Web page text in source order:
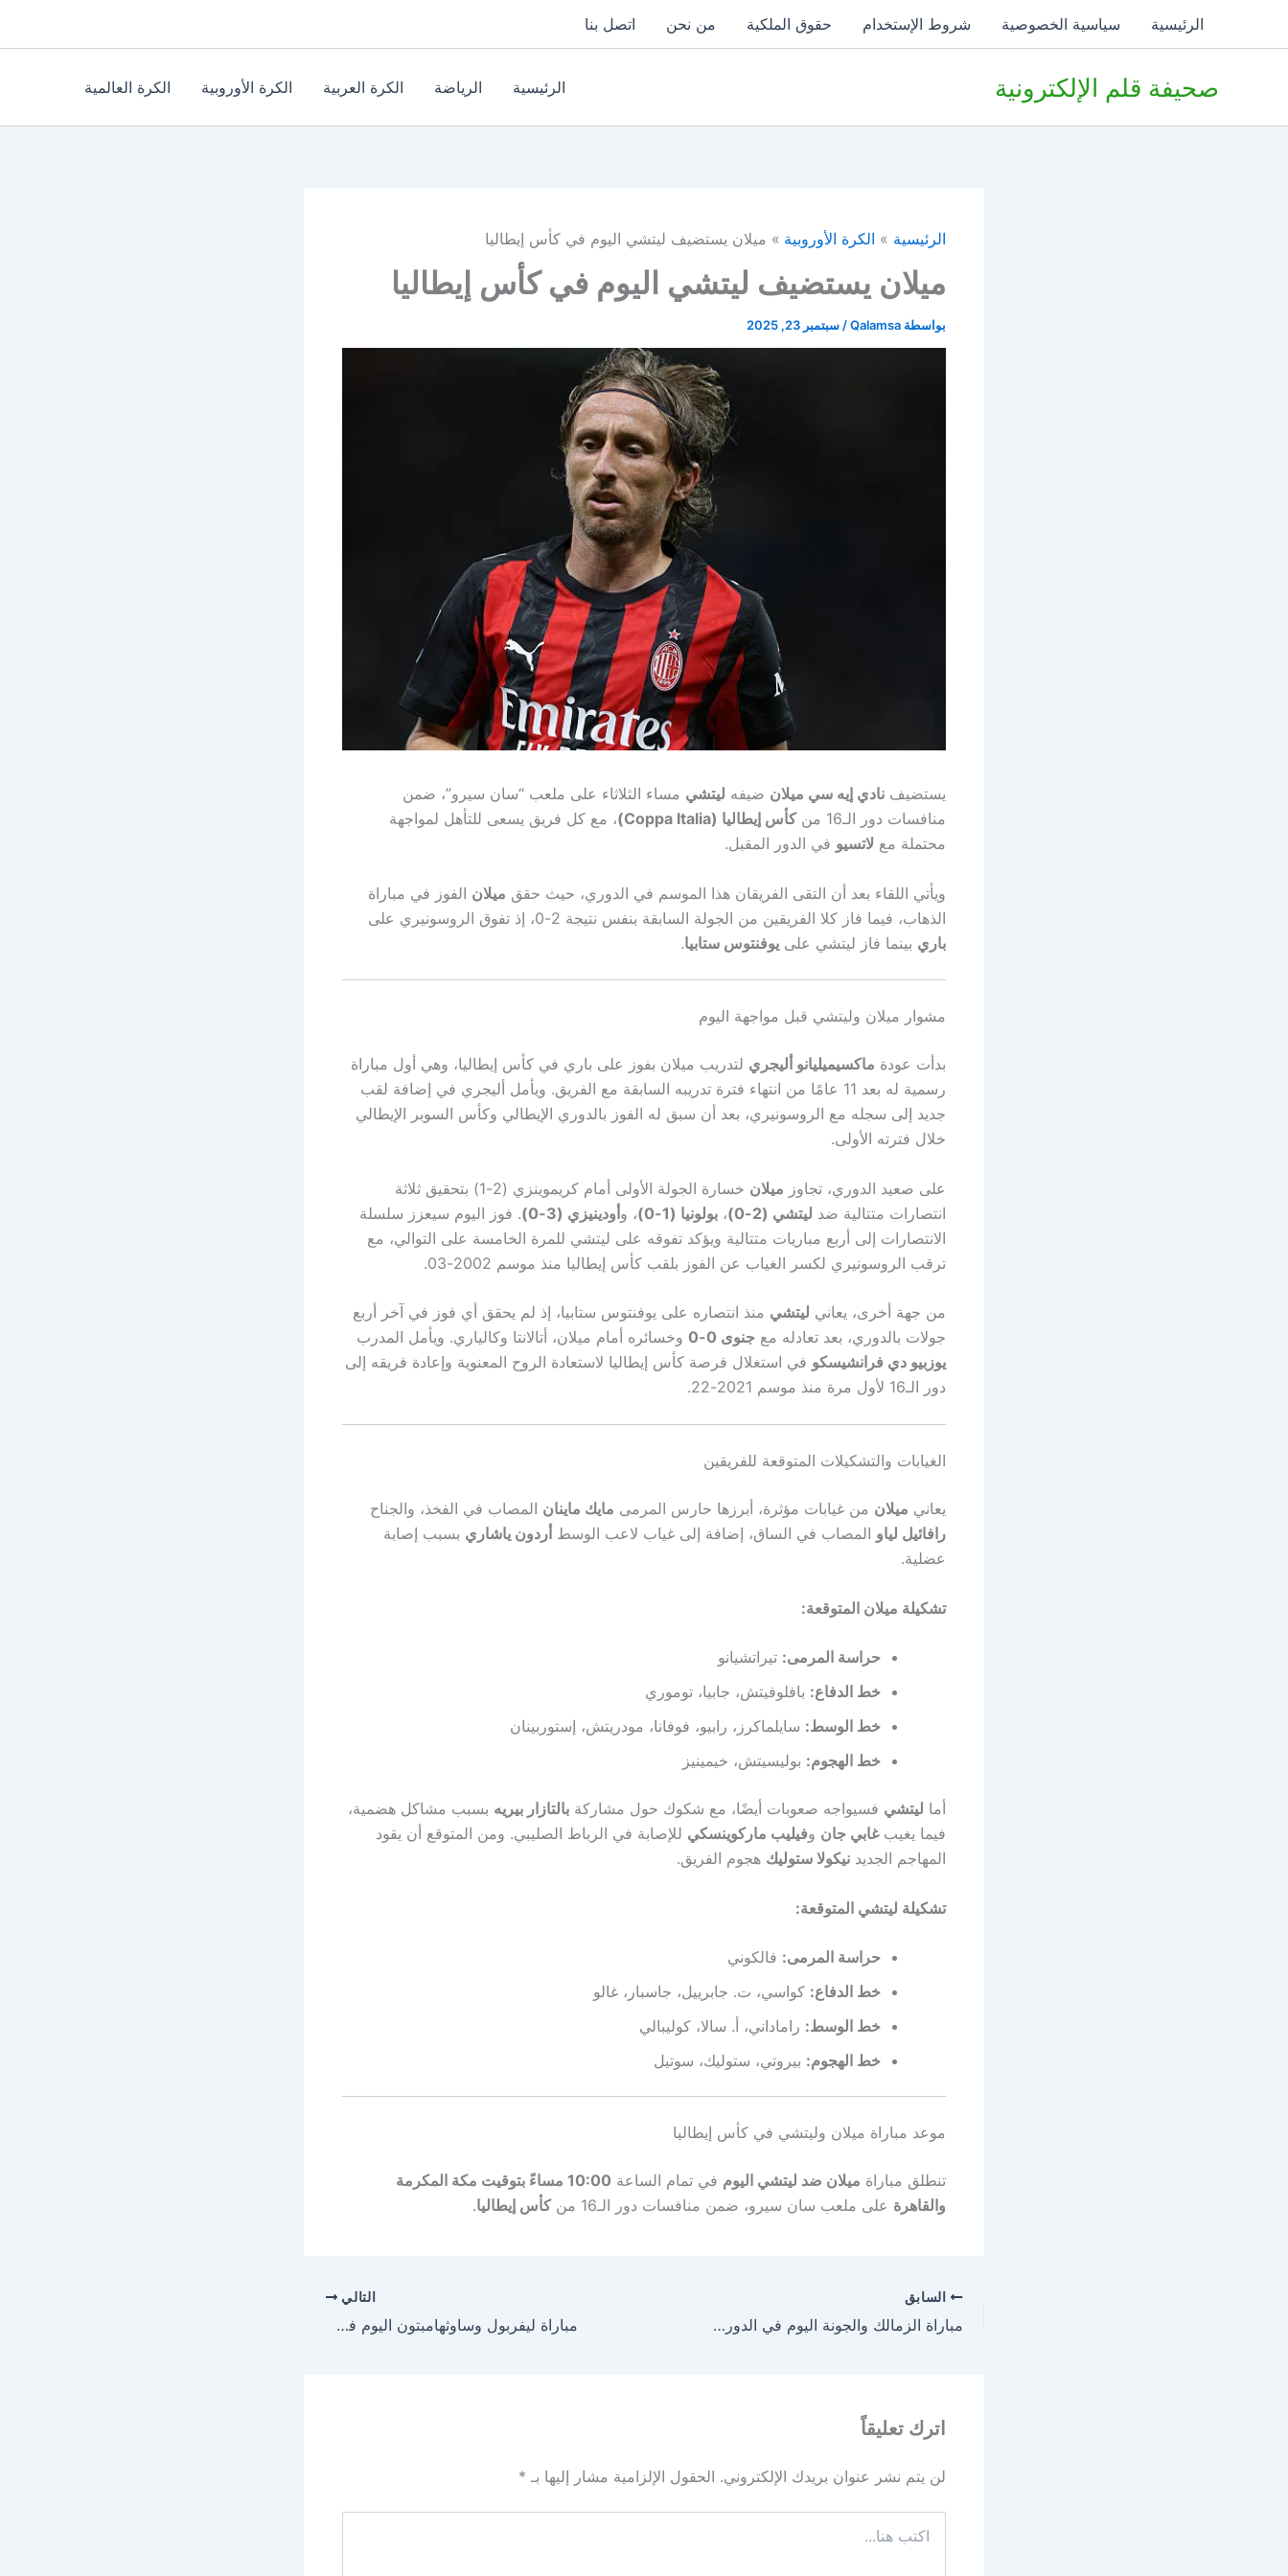
الرئيسية سياسية الخصوصية شروط الإستخدام حقوق الملكية من نحن اتصل بنا
صحيفة قلم الإلكترونية الرئيسية الرياضة الكرة العربية الكرة الأوروبية الكرة العالمية
الرئيسية الكرة الأوروبية ميلان يستضيف ليتشي اليوم في كأس إيطاليا
ميلان يستضيف ليتشي اليوم في كأس إيطاليا
بواسطة Qalamsa
/ سبتمبر 23, 2025
يستضيف نادي إيه سي ميلان ضيفه ليتشي مساء الثلاثاء على ملعب “سان سيرو”، ضمن
منافسات دور الـ16 من
كأس إيطاليا (Coppa Italia)
، مع كل فريق يسعى للتأهل لمواجهة
محتملة مع لاتسيو في الدور المقبل.
ويأتي اللقاء بعد أن التقى الفريقان هذا الموسم في الدوري، حيث حقق ميلان الفوز في مباراة
الذهاب، فيما فاز كلا الفريقين من الجولة السابقة بنفس نتيجة 2-0، إذ تفوق الروسونيري على
باري بينما فاز ليتشي على يوفنتوس ستابيا.
مشوار ميلان وليتشي قبل مواجهة اليوم
بدأت عودة ماكسيميليانو أليجري لتدريب ميلان بفوز على باري في كأس إيطاليا، وهي أول مباراة
رسمية له بعد 11 عامًا من انتهاء فترة تدريبه السابقة مع الفريق. ويأمل أليجري في إضافة لقب
جديد إلى سجله مع الروسونيري، بعد أن سبق له الفوز بالدوري الإيطالي وكأس السوبر الإيطالي
خلال فترته الأولى.
على صعيد الدوري، تجاوز ميلان
خسارة الجولة الأولى أمام كريموينزي (2-1) بتحقيق ثلاثة
انتصارات متتالية ضد ليتشي (2-0) ، بولونيا (1-0) ، وأودينيزي (3-0)
. فوز اليوم سيعزز سلسلة
الانتصارات إلى أربع مباريات متتالية ويؤكد تفوقه على ليتشي للمرة الخامسة على التوالي، مع
ترقب الروسونيري لكسر الغياب عن الفوز بلقب كأس إيطاليا منذ موسم 2002-03.
من جهة أخرى، يعاني ليتشي منذ انتصاره على يوفنتوس ستابيا، إذ لم يحقق أي فوز في آخر أربع
جولات بالدوري، بعد تعادله مع جنوى 0-0
وخسائره أمام ميلان، أتالانتا وكالياري. ويأمل المدرب
يوزبيو دي فرانشيسكو في استغلال فرصة كأس إيطاليا لاستعادة الروح المعنوية وإعادة فريقه إلى
دور الـ16 لأول مرة منذ موسم 2021-22.
الغيابات والتشكيلات المتوقعة للفريقين
يعاني ميلان من غيابات مؤثرة، أبرزها حارس المرمى مايك ماينان المصاب في الفخذ، والجناح
رافائيل لياو المصاب في الساق، إضافة إلى غياب لاعب الوسط أردون ياشاري بسبب إصابة
عضلية.
تشكيلة ميلان المتوقعة:
حراسة المرمى: تيراتشيانو
خط الدفاع: بافلوفيتش، جابيا، توموري
خط الوسط: سايلماكرز، رابيو، فوفانا، مودريتش، إستوربينان
خط الهجوم: بوليسيتش، خيمينيز
أما ليتشي فسيواجه صعوبات أيضًا، مع شكوك حول مشاركة بالتازار بيريه بسبب مشاكل هضمية،
فيما يغيبغابي جان وفيليب ماركوينسكي للإصابة في الرباط الصليبي. ومن المتوقع أن يقود
المهاجم الجديد نيكولا ستوليك هجوم الفريق.
تشكيلة ليتشي المتوقعة:
حراسة المرمى: فالكوني
خط الدفاع: كواسي، ت. جابرييل، جاسبار، غالو
خط الوسط: راماداني، أ. سالا، كوليبالي
خط الهجوم: بيروتي، ستوليك، سوتيل
موعد مباراة ميلان وليتشي في كأس إيطاليا
تنطلق مباراة ميلان ضد ليتشي اليوم في تمام الساعة
10:00 مساءً بتوقيت مكة المكرمة
والقاهرة على ملعب سان سيرو، ضمن منافسات دور الـ16 من كأس إيطاليا.
السابق
مباراة الزمالك والجونة اليوم في الدوري المصري 2026
التالي
مباراة ليفربول وساوثهامبتون اليوم في كأس الرابطة الإنجليزية
اترك تعليقاً
لن يتم نشر عنوان بريدك الإلكتروني. الحقول الإلزامية مشار إليها بـ *
هنا...